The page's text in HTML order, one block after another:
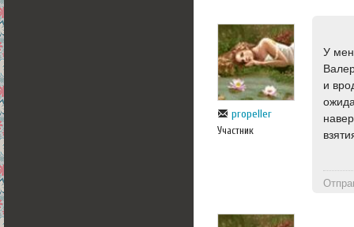
propeller
Участник
У
и